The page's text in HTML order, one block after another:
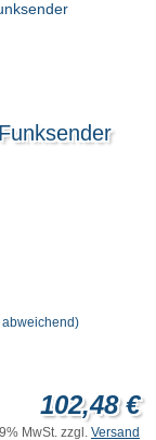
102,48 €
MwSt. zzgl. Versand